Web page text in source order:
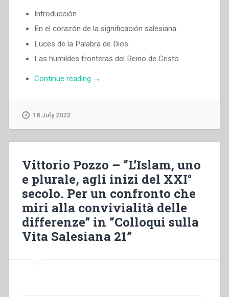
Introducción
En el corazón de la significación salesiana.
Luces de la Palabra de Dios.
Las humildes fronteras del Reino de Cristo.
Continue reading “Egidio
un
pesebre”
→
18 July 2023
Vittorio Pozzo – “L’Islam, uno
e plurale, agli inizi del XXI°
secolo. Per un confronto che
miri alla convivialità delle
differenze” in “Colloqui sulla
Vita Salesiana 21”